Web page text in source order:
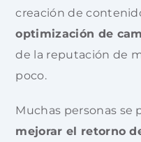
creación de
optimización de
de la reputación de
poco.
Muchas personas se
mejorar el retorno